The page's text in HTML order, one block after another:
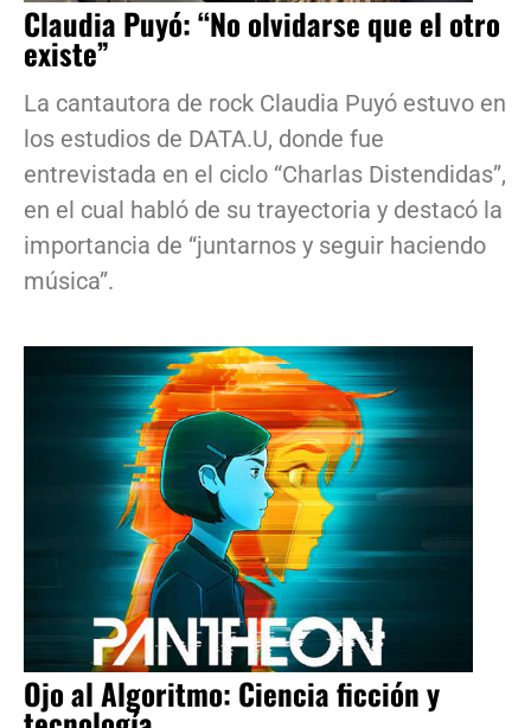
Claudia Puyó: “No olvidarse que el otro
existe”
La cantautora de rock Claudia Puyó estuvo en
los estudios de DATA.U, donde fue
entrevistada en el ciclo “Charlas Distendidas”,
en el cual habló de su trayectoria y destacó la
importancia de “juntarnos y seguir haciendo
música”.
Ojo al Algoritmo: Ciencia ficción y